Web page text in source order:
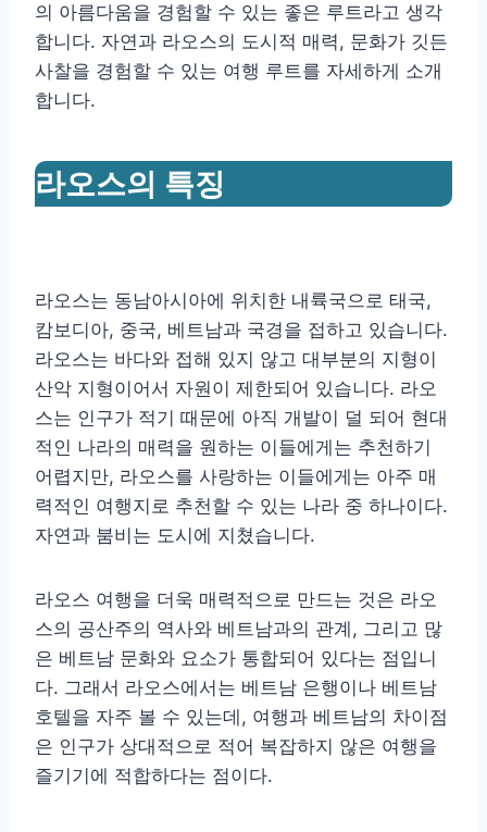
의 아름다움을 경험할 수 있는 좋은 루트라고 생각
합니다. 자연과 라오스의 도시적 매력, 문화가 깃든
사찰을 경험할 수 있는 여행 루트를 자세하게 소개
합니다.
라오스의 특징
라오스는 동남아시아에 위치한 내륙국으로 태국,
캄보디아, 중국, 베트남과 국경을 접하고 있습니다.
라오스는 바다와 접해 있지 않고 대부분의 지형이
산악 지형이어서 자원이 제한되어 있습니다. 라오
스는 인구가 적기 때문에 아직 개발이 덜 되어 현대
적인 나라의 매력을 원하는 이들에게는 추천하기
어렵지만, 라오스를 사랑하는 이들에게는 아주 매
력적인 여행지로 추천할 수 있는 나라 중 하나이다.
자연과 붐비는 도시에 지쳤습니다.
라오스 여행을 더욱 매력적으로 만드는 것은 라오
스의 공산주의 역사와 베트남과의 관계, 그리고 많
은 베트남 문화와 요소가 통합되어 있다는 점입니
다. 그래서 라오스에서는 베트남 은행이나 베트남
호텔을 자주 볼 수 있는데, 여행과 베트남의 차이점
은 인구가 상대적으로 적어 복잡하지 않은 여행을
즐기기에 적합하다는 점이다.